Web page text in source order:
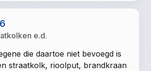
e.d.
die daartoe niet bevoegd is
straatkolk, rioolput, brandkraan